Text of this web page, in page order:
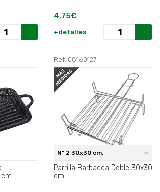
4,75€
+detalles
Rectangular 21x27 cm. .
Ref: 08160127
Nº 2 30x30 cm.
Parrilla Barbacoa Doble 30x30
cm. .